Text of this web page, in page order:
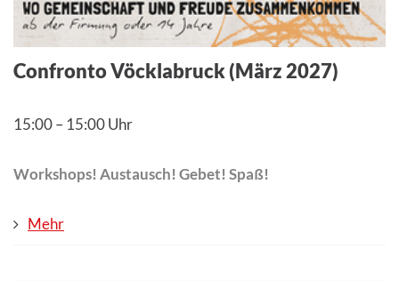
15:00 – 15:00 Uhr
Confronto Vöcklabruck (März 2027)
Workshops! Austausch! Gebet! Spaß!
Mehr